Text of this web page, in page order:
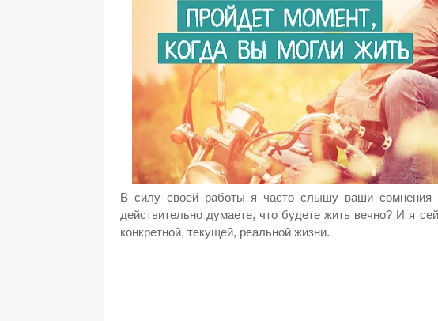
В силу своей работы я часто слышу ваши
действительно думаете, что будете жить вечно? И я
конкретной, текущей, реальной жизни.